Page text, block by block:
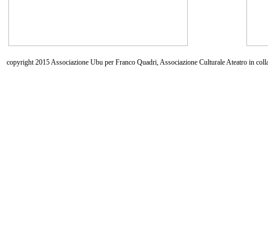
copyright 2015 Associazione Ubu per Franco Quadri, Associazione Culturale Ateatro in